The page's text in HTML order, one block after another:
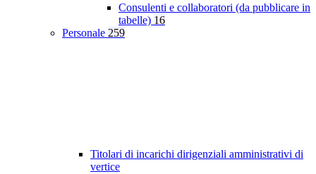
Consulenti e collaboratori (da pubblicare in
tabelle) 16
Personale 259
Titolari di incarichi dirigenziali amministrativi di
vertice